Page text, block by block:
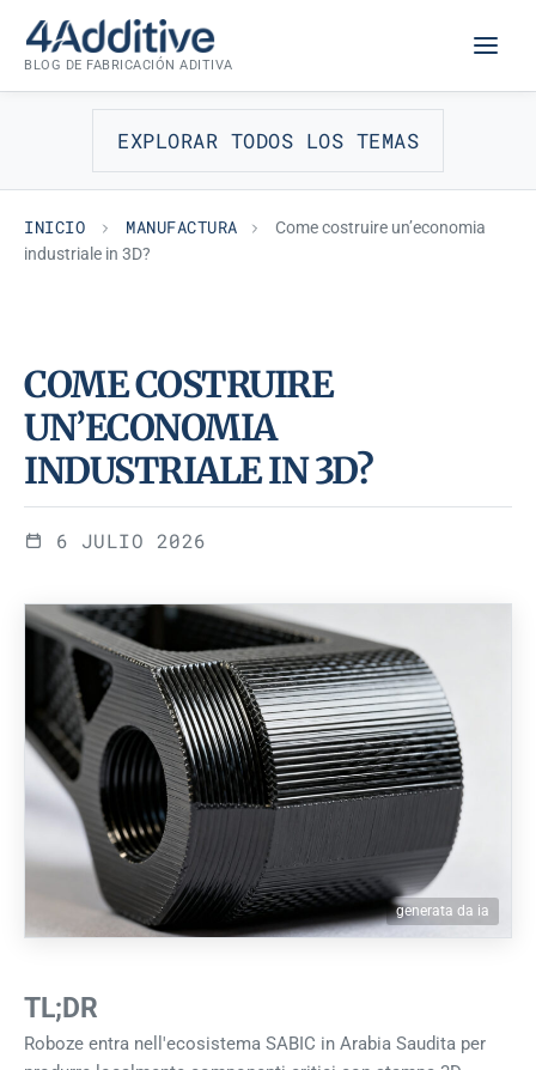
contenido
BLOG DE FABRICACIÓN ADITIVA
EXPLORAR TODOS LOS TEMAS
INICIO MANUFACTURA
Come costruire un’economia
industriale in 3D?
MANUFACTURA
COME COSTRUIRE
UN’ECONOMIA
INDUSTRIALE IN 3D?
6 JULIO 2026
generata da ia
TL;DR
Roboze entra nell'ecosistema SABIC in Arabia Saudita per